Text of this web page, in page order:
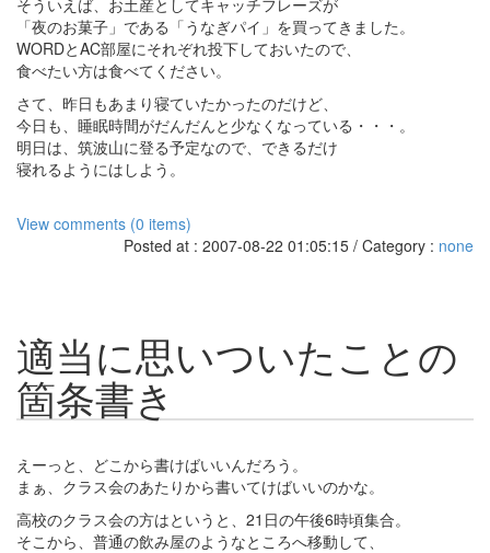
そういえば、お土産としてキャッチフレーズが
「夜のお菓子」である「うなぎパイ」を買ってきました。
WORDとAC部屋にそれぞれ投下しておいたので、
食べたい方は食べてください。
さて、昨日もあまり寝ていたかったのだけど、
今日も、睡眠時間がだんだんと少なくなっている・・・。
明日は、筑波山に登る予定なので、できるだけ
寝れるようにはしよう。
View comments (0 items)
Posted at : 2007-08-22 01:05:15 / Category : none
適当に思いついたことの
箇条書き
えーっと、どこから書けばいいんだろう。
まぁ、クラス会のあたりから書いてけばいいのかな。
高校のクラス会の方はというと、21日の午後6時頃集合。
そこから、普通の飲み屋のようなところへ移動して、